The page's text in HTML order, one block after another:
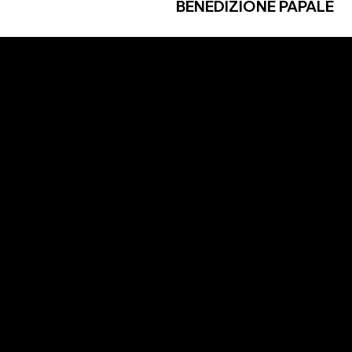
BENEDIZIONE PAPALE